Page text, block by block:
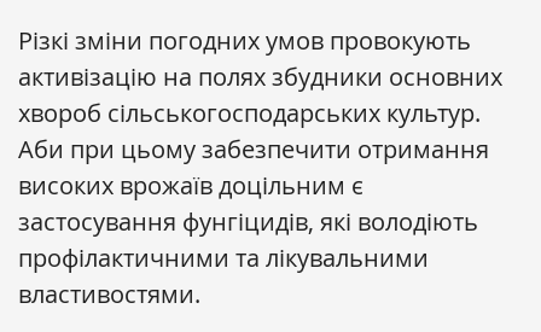
Різкі зміни погодних умов провокують
активізацію на полях збудники основних
хвороб сільськогосподарських культур.
Аби при цьому забезпечити отримання
високих врожаїв доцільним є
застосування фунгіцидів, які володіють
профілактичними та лікувальними
властивостями.